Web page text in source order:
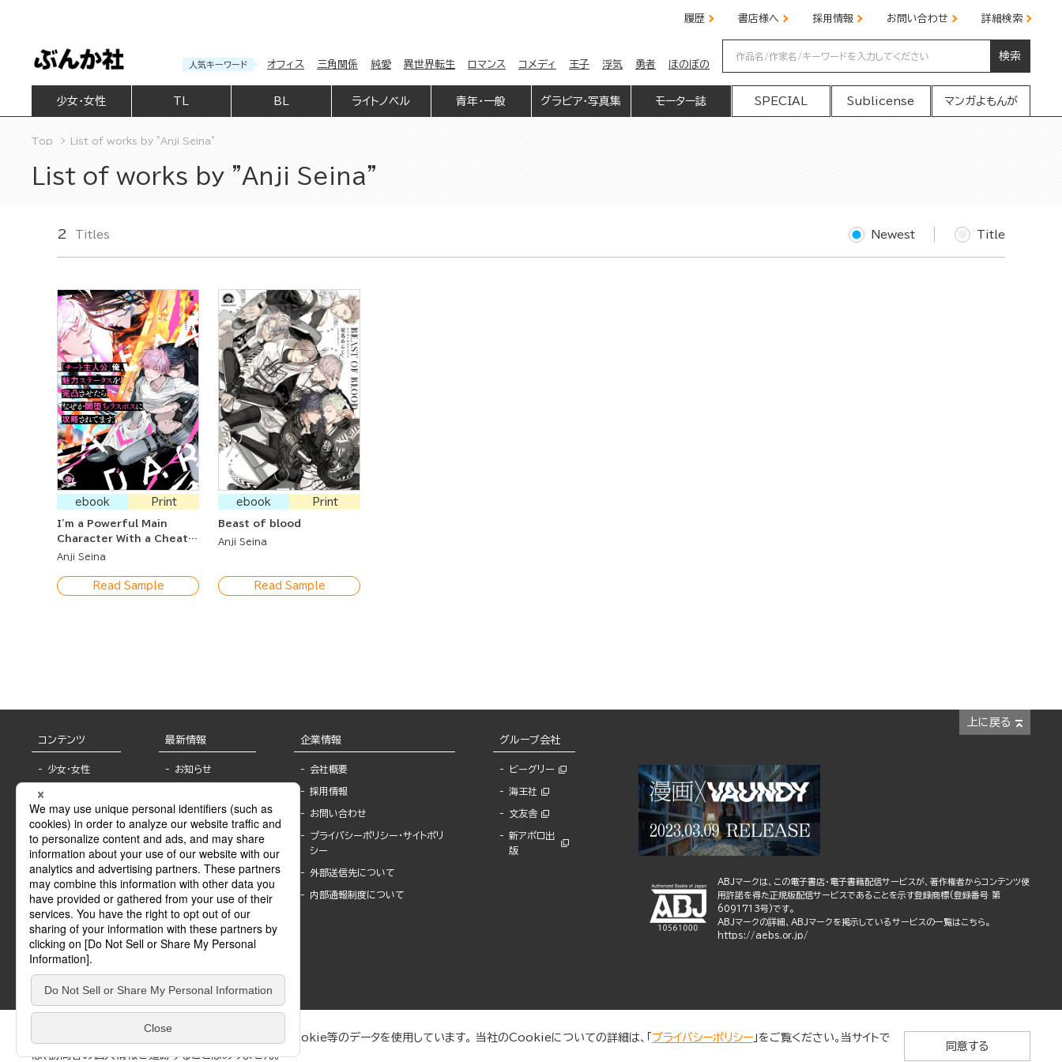
履歴 書店様へ 採用情報 お問い合わせ 詳細検索
人気キーワード オフィス 三角関係 純愛 異世界転生 ロマンス コメディ 王子 浮気 勇者 ほのぼの
検索
少女・女性 BL ライトノベル 青年・一般 グラビア・写真集 モーター誌 SPECIAL Sublicense マンガよもんが
Top List of works by "Anji Seina"
List of works by "Anji Seina"
Titles
2 Newest Title
ebook Print
I'm a Powerful Main
Character With a Cheat
But Was Charmed and
Where the Last Boss
Attacked Me.
Anji Seina
Read Sample
ebook Print
Beast of blood
Anji Seina
Read Sample
上に戻る
コンテンツ
少女・女性
BL
ライトノベル
青年・一般
グラビア・写真
モーター誌
SPECIAL
Sublicense
最新情報
お知らせ
報
書店様へ
海外ライセンシー
公式SNSアカウ
ント
作家一覧
Keyword list
Author list
企業情報
会社概要
採用情報
お問い合わせ
プライバシーポリシー・サイトポリ
シー
外部送信先について
内部通報制度について
グループ会社
ビーグリー
海王社
文友舎
新アポロ出
版
ABJマークは、この電子書店・電子書籍配信サービスが、著作権者からコンテンツ使
用許諾を得た正規版配信サービスであることを示す登録商標(登録番号 第
6091713号)です。
ABJマークの詳細、ABJマークを掲示しているサービスの一覧はこちら。
https://aebs.or.jp/
ぶんか社が運営するサイトでは、利便性向上のためにCookie等のデータを使用しています。 当社のCookieについての詳細は、「 プライバシーポリシー 」をご覧ください。当サイトで
は、訪問者の個人情報を追跡することはありません。
同意する